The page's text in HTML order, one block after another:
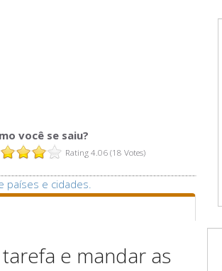
você se saiu?
Rating 4.06 (18 Votes)
países e cidades.
e mandar as